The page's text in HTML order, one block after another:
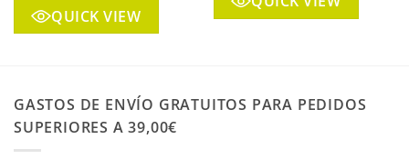
QUICK VIEW
GASTOS DE ENVÍO GRATUITOS PARA PEDIDOS
SUPERIORES A 39,00€